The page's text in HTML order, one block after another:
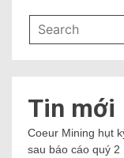
Tin mới
Coeur Mining hụt
sau báo cáo quý 2